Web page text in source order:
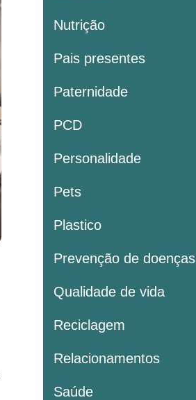
Nutrição
Pais presentes
Paternidade
PCD
Personalidade
Pets
Plastico
Prevenção de doenças
Qualidade de vida
Reciclagem
Relacionamentos
Saúde